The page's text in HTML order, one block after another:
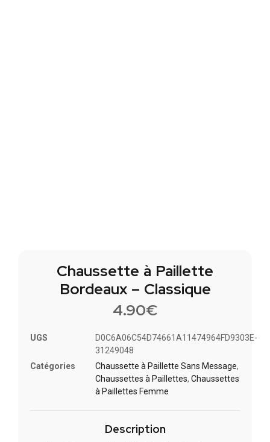
Chaussette à Paillette
Bordeaux – Classique
4.90€
UGS
D0C6A06C54D74661A11474964FD9303E-
31249048
Catégories
Chaussette à Paillette Sans Message,
Chaussettes à Paillette​s, Chaussettes
à Paillettes Femme
Description